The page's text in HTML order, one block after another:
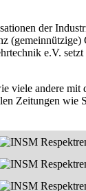
der
e.V.
andere
Zeitungen